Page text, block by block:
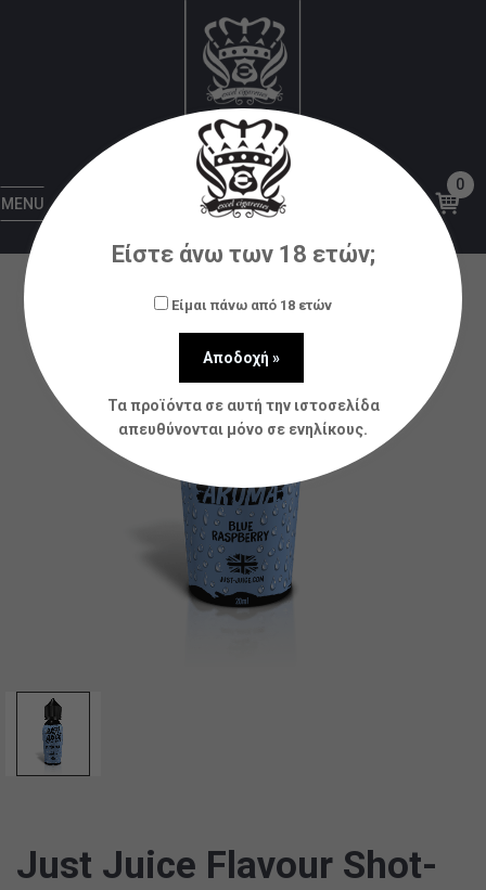
MENU
0
Υγρά αναπλήρωσης (flavorshots)
Just Juice Flavour Shot- Blue Raspberry
20ml/60ml
Just Juice Flavour Shot-
Είστε άνω των 18 ετών;
Είμαι πάνω από 18 ετών
Τα προϊόντα σε αυτή την ιστοσελίδα
απευθύνονται μόνο σε ενηλίκους.